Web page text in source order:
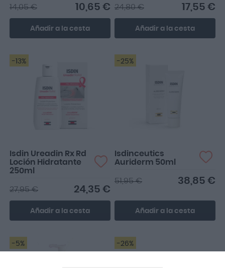
10,65 €
14,05 €
Añadir a la cesta
17,55 €
24,80 €
Añadir a la cesta
-13%
El precio es más alto que
otras cremas, pero su
Isdin Ureadin Rx Rd
Loción Hidratante
250ml
24,35 €
27,95 €
Añadir a la cesta
-25%
Isdinceutics
Auriderm 50ml
38,85 €
51,95 €
Añadir a la cesta
-5% -26%